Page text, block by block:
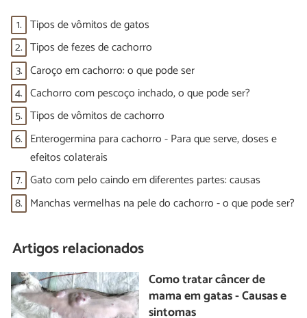
1. Tipos de vômitos de gatos
2. Tipos de fezes de cachorro
3. Caroço em cachorro: o que pode ser
4. Cachorro com pescoço inchado, o que pode ser?
5. Tipos de vômitos de cachorro
6. Enterogermina para cachorro - Para que serve, doses e
efeitos colaterais
7. Gato com pelo caindo em diferentes partes: causas
8. Manchas vermelhas na pele do cachorro - o que pode ser?
Artigos relacionados
Como tratar câncer de
mama em gatas - Causas e
sintomas